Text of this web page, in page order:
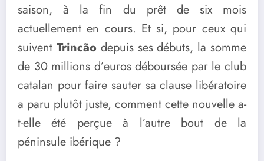
saison, à la fin du prêt de six mois
actuellement en cours. Et si, pour ceux qui
suivent Trincão depuis ses débuts, la somme
de 30 millions d’euros déboursée par le club
catalan pour faire sauter sa clause libératoire
a paru plutôt juste, comment cette nouvelle a-
t-elle été perçue à l’autre bout de la
péninsule ibérique ?